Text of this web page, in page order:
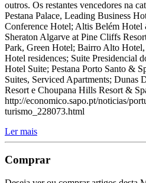
outros. Os restantes vencedores na
Pestana Palace, Leading Business
Conference Hotel; Altis Belém
Sheraton Algarve at Pine Cliffs
Park, Green Hotel; Bairro Alto
Hotel residences; Suite Presidencial
Hotel Suite; Pestana Porto Santo &
Suites, Serviced Apartments; Dunas
Resort e Choupana Hills Resort &
http://economico.sapo.pt/noticias/
turismo_228073.html
Ler mais
Comprar